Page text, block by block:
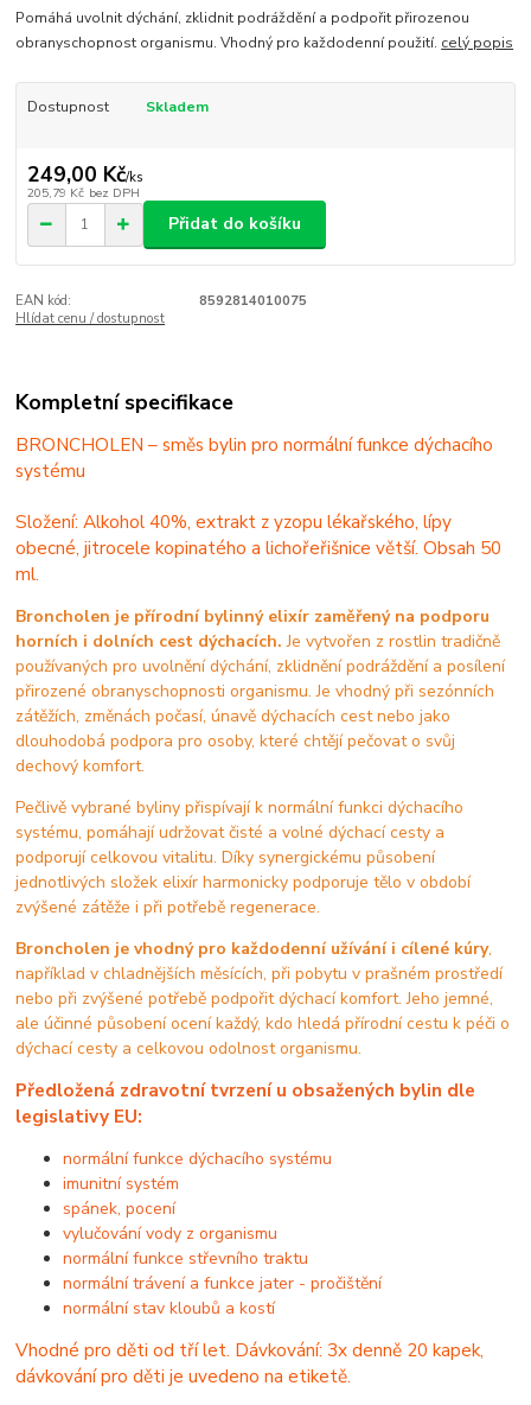
Pomáhá uvolnit dýchání, zklidnit podráždění a podpořit přirozenou
obranyschopnost organismu. Vhodný pro každodenní použití. celý popis
Dostupnost Skladem
249,00 Kč/ks
205,79 Kč bez DPH
Přidat do košíku
EAN kód:
8592814010075
Hlídat cenu / dostupnost
Kompletní specifikace
BRONCHOLEN – směs bylin pro normální funkce dýchacího
systému
Složení: Alkohol 40%, extrakt z yzopu lékařského, lípy
obecné, jitrocele kopinatého a lichořeřišnice větší. Obsah 50
ml.
Broncholen je přírodní bylinný elixír zaměřený na podporu
horních i dolních cest dýchacích. Je vytvořen z rostlin tradičně
používaných pro uvolnění dýchání, zklidnění podráždění a posílení
přirozené obranyschopnosti organismu. Je vhodný při sezónních
zátěžích, změnách počasí, únavě dýchacích cest nebo jako
dlouhodobá podpora pro osoby, které chtějí pečovat o svůj
dechový komfort.
Pečlivě vybrané byliny přispívají k normální funkci dýchacího
systému, pomáhají udržovat čisté a volné dýchací cesty a
podporují celkovou vitalitu. Díky synergickému působení
jednotlivých složek elixír harmonicky podporuje tělo v období
zvýšené zátěže i při potřebě regenerace.
Broncholen je vhodný pro každodenní užívání i cílené kúry,
například v chladnějších měsících, při pobytu v prašném prostředí
nebo při zvýšené potřebě podpořit dýchací komfort. Jeho jemné,
ale účinné působení ocení každý, kdo hledá přírodní cestu k péči o
dýchací cesty a celkovou odolnost organismu.
Předložená zdravotní tvrzení u obsažených bylin dle
legislativy EU:
normální funkce dýchacího systému
imunitní systém
spánek, pocení
vylučování vody z organismu
normální funkce střevního traktu
normální trávení a funkce jater - pročištění
normální stav kloubů a kostí
Vhodné pro děti od tří let. Dávkování: 3x denně 20 kapek,
dávkování pro děti je uvedeno na etiketě.